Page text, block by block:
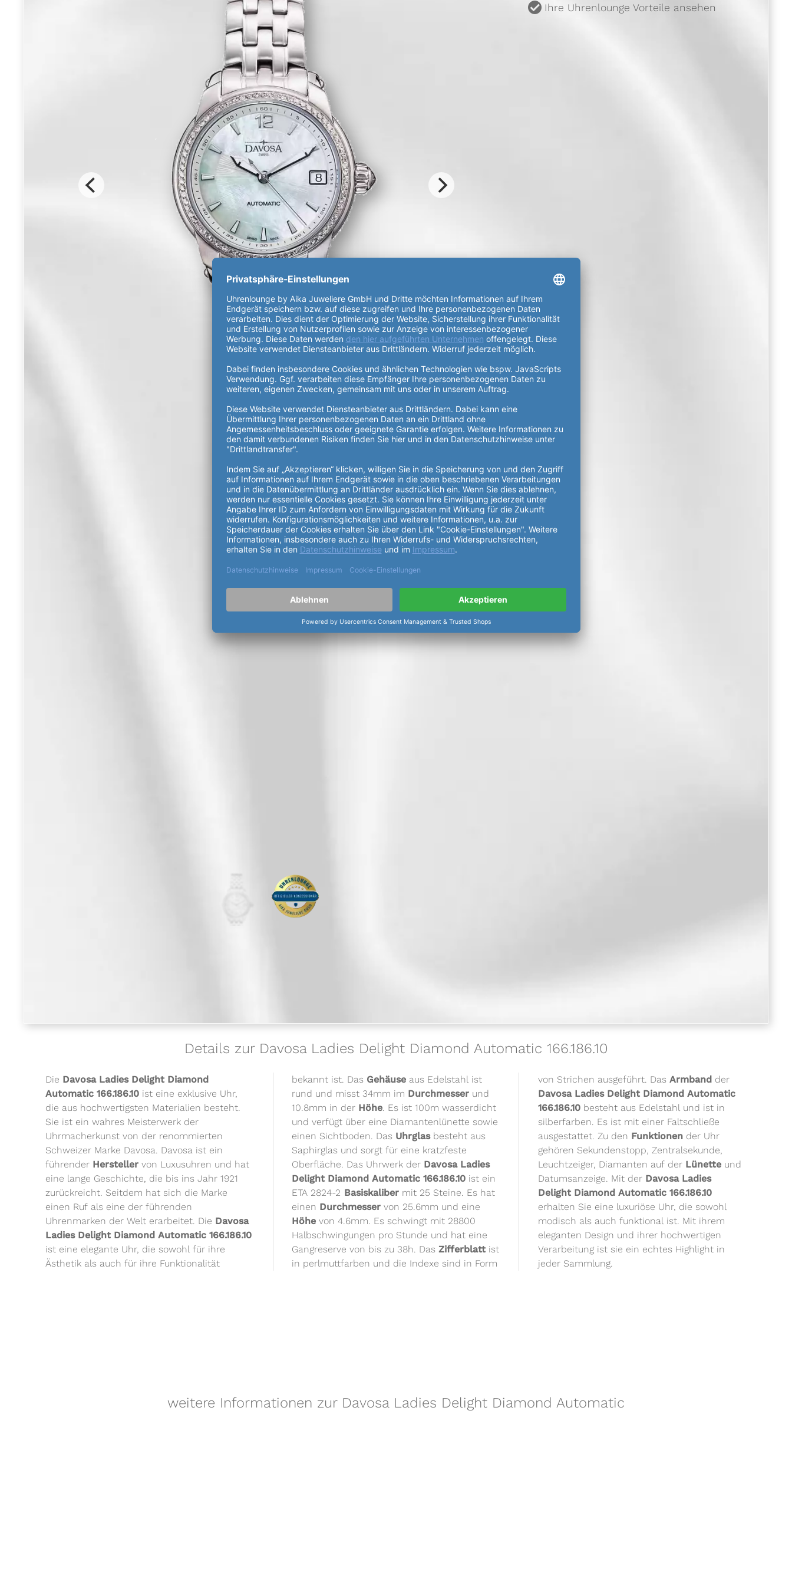
u Ihre Uhrenlounge Vorteile ansehen
Details zur Davosa Ladies Delight Diamond Automatic 166.186.10
Die Davosa Ladies Delight Diamond
Automatic 166.186.10 ist eine exklusive Uhr,
die aus hochwertigsten Materialien besteht.
Sie ist ein wahres Meisterwerk der
Uhrmacherkunst von der renommierten
Schweizer Marke Davosa. Davosa ist ein
führender Hersteller von Luxusuhren und hat
eine lange Geschichte, die bis ins Jahr 1921
zurückreicht. Seitdem hat sich die Marke
einen Ruf als eine der führenden
Uhrenmarken der Welt erarbeitet. Die Davosa
Ladies Delight Diamond Automatic 166.186.10
ist eine elegante Uhr, die sowohl für ihre
Ästhetik als auch für ihre Funktionalität
bekannt ist. Das Gehäuse aus Edelstahl ist
rund und misst 34mm im Durchmesser und
10.8mm in der Höhe. Es ist 100m wasserdicht
und verfügt über eine Diamantenlünette sowie
einen Sichtboden. Das Uhrglasbesteht aus
Saphirglas und sorgt für eine kratzfeste
Oberfläche. Das Uhrwerk der Davosa Ladies
Delight Diamond Automatic 166.186.10 ist ein
ETA 2824-2 Basiskaliber mit 25 Steine. Es hat
einen Durchmesser von 25.6mm und eine
Höhe von 4.6mm. Es schwingt mit 28800
Halbschwingungen pro Stunde und hat eine
Gangreserve von bis zu 38h. DasZifferblatt ist
in perlmuttfarben und die Indexe sind in Form
von Strichen ausgeführt. Das Armbandder
Davosa Ladies Delight Diamond Automatic
166.186.10besteht aus Edelstahl und ist in
silberfarben. Es ist mit einer Faltschließe
ausgestattet. Zu den Funktionender Uhr
gehören Sekundenstopp, Zentralsekunde,
Leuchtzeiger, Diamanten auf der Lünetteund
Datumsanzeige. Mit der Davosa Ladies
Delight Diamond Automatic 166.186.10
erhalten Sie eine luxuriöse Uhr, die sowohl
modisch als auch funktional ist. Mit ihrem
eleganten Design und ihrer hochwertigen
Verarbeitung ist sie ein echtes Highlight in
jeder Sammlung.
weitere Informationen zur Davosa Ladies Delight Diamond Automatic